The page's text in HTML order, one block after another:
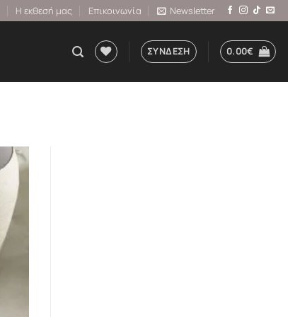
Η εκθεσή μας Επικοινωνία Newsletter
ΣΎΝΔΕΣΗ 0.00€